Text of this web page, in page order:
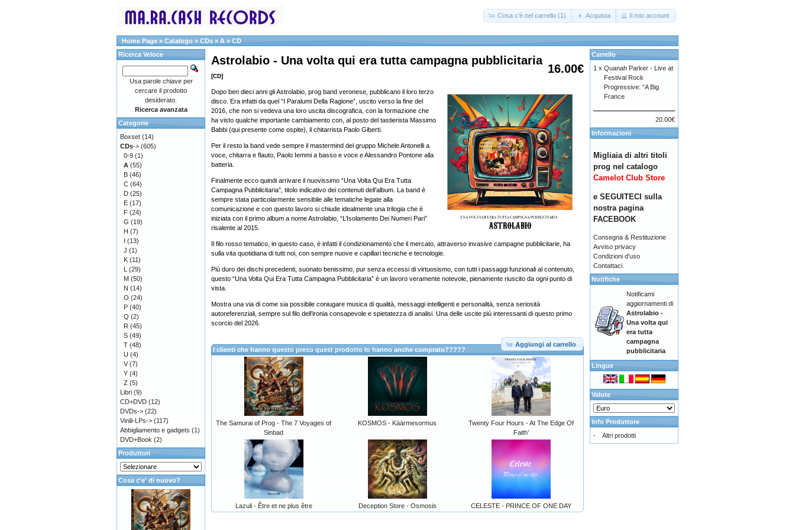
Cosa c'è nel carrello (1) Acquista Il mio account
Home Page » Catalogo » CDs » A » CD
16.00€
Astrolabio - Una volta qui era tutta campagna pubblicitaria
[CD]
Dopo ben dieci anni gli Astrolabio, prog band veronese, pubblicano il loro terzo
disco. Era infatti da quel “I Paralumi Della Ragione”, uscito verso la fine del
2016, che non si vedeva una loro uscita discografica, con la formazione che
ha visto qualche importante cambiamento con, al posto del tastierista Massimo
Babbi (qui presente come ospite), il chitarrista Paolo Giberti.
Per il resto la band vede sempre il mastermind del gruppo Michele Antonelli a
voce, chitarra e flauto, Paolo Iemmi a basso e voce e Alessandro Pontone alla
batteria.
Finalmente ecco quindi arrivare il nuovissimo “Una Volta Qui Era Tutta
Campagna Pubblicitaria”, titolo indicativo dei contenuti dell’album. La band è
sempre stata particolarmente sensibile alle tematiche legate alla
comunicazione e con questo lavoro si chiude idealmente una trilogia che è
iniziata con il primo album a nome Astrolabio, “L’Isolamento Dei Numeri Pari”
risalente al 2015.
Il filo rosso tematico, in questo caso, è infatti il condizionamento che il mercato, attraverso invasive campagne pubblicitarie, ha
sulla vita quotidiana di tutti noi, con sempre nuove e capillari tecniche e tecnologie.
Più duro dei dischi precedenti, suonato benissimo, pur senza eccessi di virtuosismo, con tutti i passaggi funzionali al contenuto,
questo “Una Volta Qui Era Tutta Campagna Pubblicitaria” è un lavoro veramente notevole, pienamente riuscito da ogni punto di
vista.
Mostra una via di come sia possibile coniugare musica di qualità, messaggi intelligenti e personalità, senza seriosità
autoreferenziali, sempre sul filo dell’ironia consapevole e spietatezza di analisi. Una delle uscite più interessanti di questo primo
scorcio del 2026.
Aggiungi al carrello
I clienti che hanno questo preso quest prodotto lo hanno anche comprato?????
The Samurai of Prog - The 7 Voyages of
Sinbad
KOSMOS - Käärmesormus
Twenty Four Hours - At The Edge Of
Faith’
Lazuli - Être et ne plus être Deception Store - Osmosis CELESTE - PRINCE OF ONE DAY
Ricerca Veloce
Usa parole chiave per
cercare il prodotto
desiderato.
Ricerca avanzata
Categorie
Boxset (14)
CDs-> (605)
0-9 (1)
A (55)
B (46)
C (64)
D (25)
E (17)
F (24)
G (19)
H (7)
I (13)
J (1)
K (11)
L (29)
M (50)
N (14)
O (24)
P (40)
Q (2)
R (45)
S (49)
T (48)
U (4)
V (7)
Y (4)
Z (5)
Libri (9)
CD+DVD (12)
DVDs-> (22)
Vinili-LPs-> (117)
Abbigliamento e gadgets (1)
DVD+Book (2)
Produttori
Cosa c'e' di nuovo?
Carrello
1 x Quanah Parker - Live at
Festival Rock
Progressive: “A Big
France
20.00€
Informazioni
Migliaia di altri titoli
prog nel catalogo
Camelot Club Store
e SEGUITECI sulla
nostra pagina
FACEBOOK
Consegna & Restituzione
Avviso privacy
Condizioni d'uso
Contattaci
Notifiche
Notificami
aggiornamenti di
Astrolabio -
Una volta qui
era tutta
campagna
pubblicitaria
Lingue
Valute
Info Produttore
-
Altri prodotti